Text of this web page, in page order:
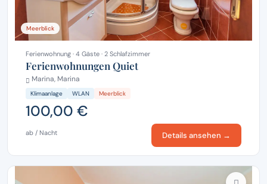
Meerblick
Ferienwohnung · 4 Gäste · 2 Schlafzimmer
Ferienwohnungen Quiet
Marina, Marina
Klimaanlage WLAN Meerblick
100,00 €
ab / Nacht Details ansehen →